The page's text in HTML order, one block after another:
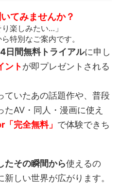
てみませんか？
楽しみたい…」
特別なご案内です。
日間無料トライアルに申し
ントが即プレゼントされる
ていたあの話題作や、普段
たAV・同人・漫画に使え
「完全無料」 で体験できち
たその瞬間から使えるの
しい世界が広がります。